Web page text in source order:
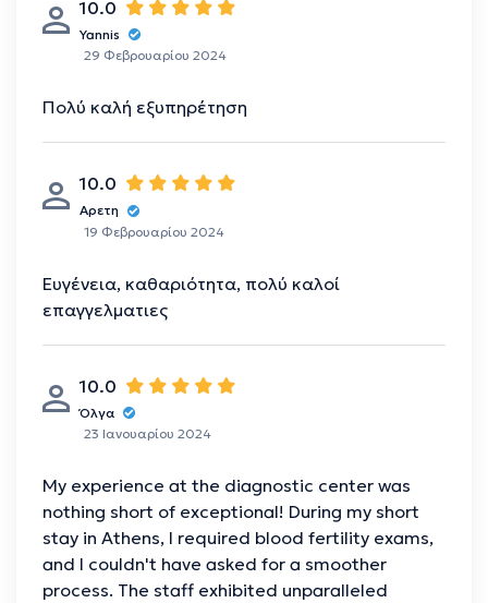
10.0
Yannis
29 Φεβρουαρίου 2024
Πολύ καλή εξυπηρέτηση
10.0
Αρετη
19 Φεβρουαρίου 2024
Ευγένεια, καθαριότητα, πολύ καλοί
επαγγελματιες
10.0
Όλγα
23 Ιανουαρίου 2024
My experience at the diagnostic center was
nothing short of exceptional! During my short
stay in Athens, I required blood fertility exams,
and I couldn't have asked for a smoother
process. The staff exhibited unparalleled